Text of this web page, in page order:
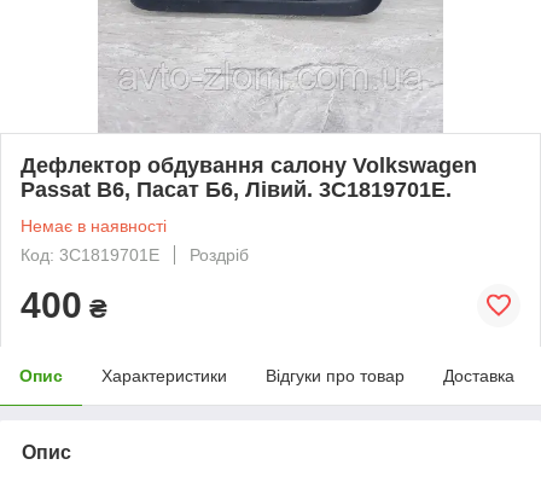
Дефлектор обдування салону Volkswagen
Passat B6, Пасат Б6, Лівий. 3C1819701E.
Немає в наявності
Код: 3C1819701E
Роздріб
400 ₴
Опис Характеристики Відгуки про товар Доставка
Опис